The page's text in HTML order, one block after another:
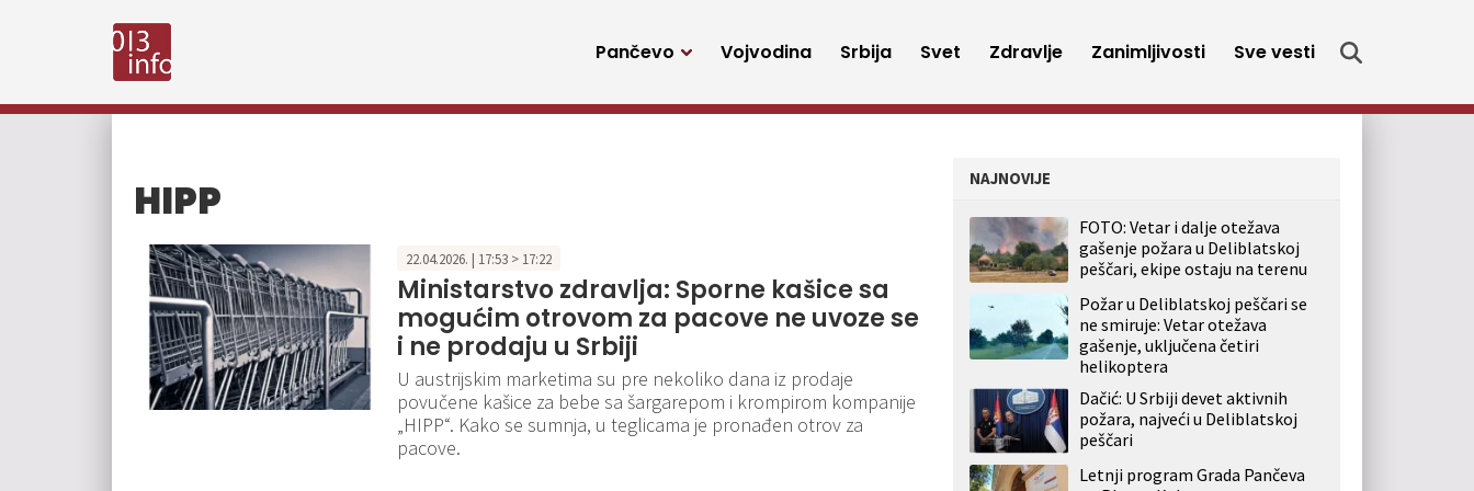
Pančevo Vojvodina Srbija Svet Zdravlje Zanimljivosti Sve vesti
HIPP
22.04.2026. | 17:53 > 17:22
Ministarstvo zdravlja: Sporne kašice sa
mogućim otrovom za pacove ne uvoze se
i ne prodaju u Srbiji
U austrijskim marketima su pre nekoliko dana iz prodaje
povučene kašice za bebe sa šargarepom i krompirom kompanije
„HIPP“. Kako se sumnja, u teglicama je pronađen otrov za
pacove.
NAJNOVIJE
FOTO: Vetar i dalje otežava
gašenje požara u Deliblatskoj
peščari, ekipe ostaju na terenu
Požar u Deliblatskoj peščari se
ne smiruje: Vetar otežava
gašenje, uključena četiri
helikoptera
Dačić: U Srbiji devet aktivnih
požara, najveći u Deliblatskoj
peščari
Letnji program Grada Pančeva